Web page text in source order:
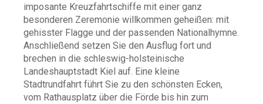
imposante Kreuzfahrtschiffe mit einer ganz
besonderen Zeremonie willkommen geheißen: mit
gehisster Flagge und der passenden Nationalhymne.
Anschließend setzen Sie den Ausflug fort und
brechen in die schleswig-holsteinische
Landeshauptstadt Kiel auf. Eine kleine
Stadtrundfahrt führt Sie zu den schönsten Ecken,
vom Rathausplatz über die Förde bis hin zum